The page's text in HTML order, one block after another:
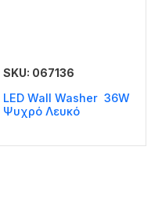
SKU: 067136
LED Wall Washer 36W
Ψυχρό Λευκό